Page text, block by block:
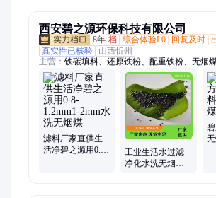
西安碧之源环保科技有限公司
8年 档 综合体验L0 回复及时
真实性已核验
山西忻州
主营： 铁碳填料、还原铁粉、配重铁粉、无烟
粉、混凝土滤板、磁粉、柔性防水套管、刚性
板模板、石英砂滤料、蜂窝斜管填料、盘式曝
电解填料、锰砂滤料、蜂窝活性炭、多孔悬浮
器、旋转补偿器、可提升曝气器、滤头、聚丙
氯化铝PAC、水处理磁粉
滤料厂家直供生
活净碧之源用0.8-
工业生活水过滤
净化水洗无烟煤